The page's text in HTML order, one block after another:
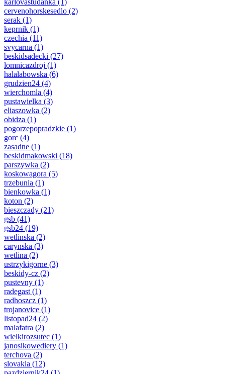
karlovastudanka (1)
cervenohorskesedlo (2)
serak (1)
keprnik (1)
czechia (11)
svycarna (1)
beskidsadecki (27)
lomnicazdroj (1)
halalabowska (6)
grudzien24 (4)
wierchomla (4)
pustawielka (3)
eliaszowka (2)
obidza (1)
pogorzepopradzkie (1)
gorc (4)
zasadne (1)
beskidmakowski (18)
parszywka (2)
koskowagora (5)
trzebunia (1)
bienkowka (1)
koton (2)
bieszczady (21)
gsb (41)
gsb24 (19)
wetlinska (2)
carynska (3)
wetlina (2)
ustrzykigorne (3)
beskidy-cz (2)
pustevny (1)
radegast (1)
radhoszcz (1)
trojanovice (1)
listopad24 (2)
malafatra (2)
wielkirozsutec (1)
janosikowediery (1)
terchova (2)
slovakia (12)